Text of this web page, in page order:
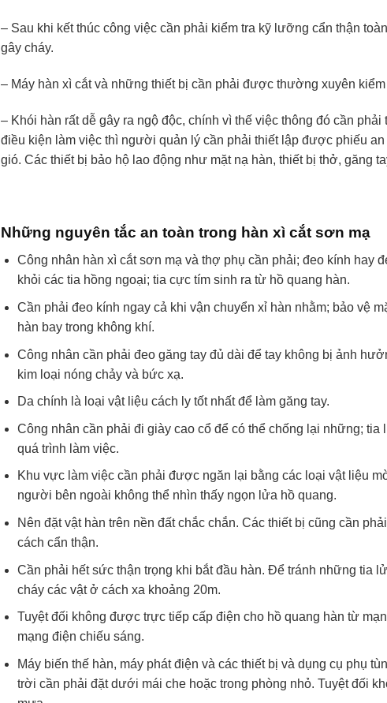
– Sau khi kết thúc công việc cần phải kiểm tra kỹ lưỡng cẩn thận
gây cháy.
– Máy hàn xì cắt và những thiết bị cần phải được thường xuyên
– Khói hàn rất dễ gây ra ngộ độc, chính vì thế việc thông đó cần phải
điều kiện làm việc thì người quản lý cần phải thiết lập được phiếu
gió. Các thiết bị bảo hộ lao động như mặt nạ hàn, thiết bị thở, găng
Những nguyên tắc an toàn trong hàn xì cắt sơn mạ
Công nhân hàn xì cắt sơn mạ và thợ phụ cần phải; đeo kính hay
khỏi các tia hồng ngoại; tia cực tím sinh ra từ hồ quang hàn.
Cần phải đeo kính ngay cả khi vận chuyển xỉ hàn nhằm; bảo vệ
hàn bay trong không khí.
Công nhân cần phải đeo găng tay đủ dài để tay không bị ảnh
kim loại nóng chảy và bức xạ.
Da chính là loại vật liệu cách ly tốt nhất để làm găng tay.
Công nhân cần phải đi giày cao cổ để có thể chống lại những; tia
quá trình làm việc.
Khu vực làm việc cần phải được ngăn lại bằng các loại vật liệu
người bên ngoài không thể nhìn thấy ngọn lửa hồ quang.
Nên đặt vật hàn trên nền đất chắc chắn. Các thiết bị cũng cần
cách cẩn thận.
Cần phải hết sức thận trọng khi bắt đầu hàn. Để tránh những tia
cháy các vật ở cách xa khoảng 20m.
Tuyệt đối không được trực tiếp cấp điện cho hồ quang hàn từ
mạng điện chiếu sáng.
Máy biến thế hàn, máy phát điện và các thiết bị và dụng cụ phụ
trời cần phải đặt dưới mái che hoặc trong phòng nhỏ. Tuyệt đối